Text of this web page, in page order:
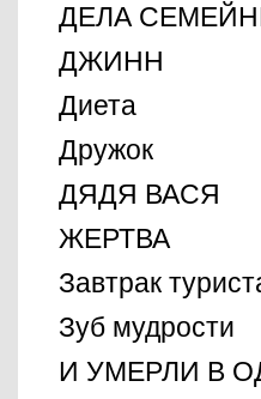
ДЕЛА
ДЖИНН
Диета
Дружок
ДЯДЯ ВАСЯ
ЖЕРТВА
Завтрак
Зуб мудрости
И УМЕРЛИ В